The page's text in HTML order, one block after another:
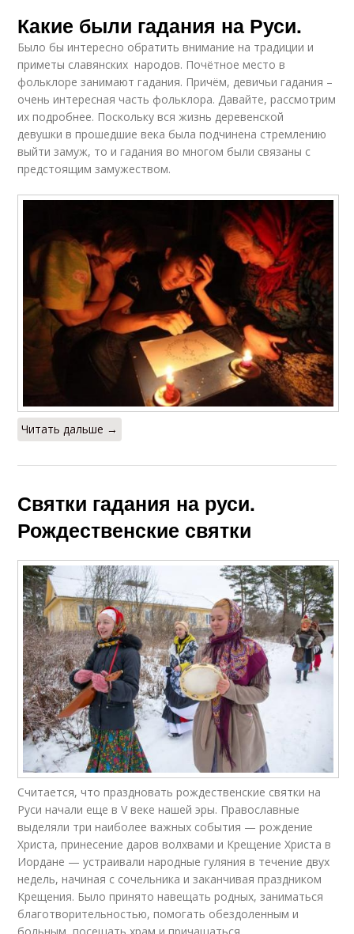
Какие были гадания на Руси.
Было бы интересно обратить внимание на традиции и
приметы славянских народов. Почётное место в
фольклоре занимают гадания. Причём, девичьи гадания –
очень интересная часть фольклора. Давайте, рассмотрим
их подробнее. Поскольку вся жизнь деревенской
девушки в прошедшие века была подчинена стремлению
выйти замуж, то и гадания во многом были связаны с
предстоящим замужеством.
Читать дальше →
Святки гадания на руси.
Рождественские святки
Считается, что праздновать рождественские святки на
Руси начали еще в V веке нашей эры. Православные
выделяли три наиболее важных события — рождение
Христа, принесение даров волхвами и Крещение Христа в
Иордане — устраивали народные гуляния в течение двух
недель, начиная с сочельника и заканчивая праздником
Крещения. Было принято навещать родных, заниматься
благотворительностью, помогать обездоленным и